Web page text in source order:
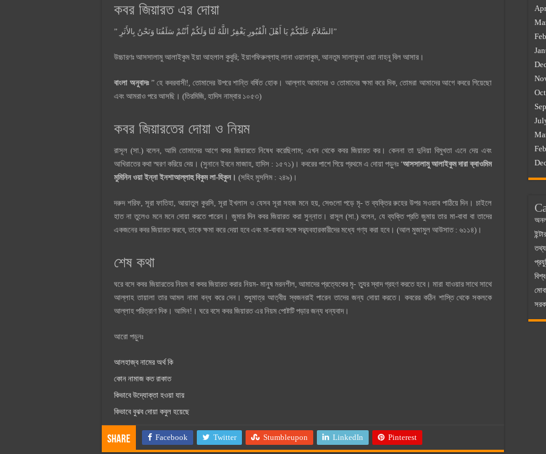
কবর জিয়ারত এর দোয়া
” السَّلاَمُ عَلَيْكُمْ يَا أَهْلَ الْقُبُورِ يَغْفِرُ اللَّهُ لَنَا وَلَكُمْ أَنْتُمْ سَلَفُنَا وَنَحْنُ بِالأَثَرِ”
উচ্চারণঃ আসসালামু আলাইকুম ইয়া আহলাল কুবুরি; ইয়াগফিরুল্লাহু লানা ওয়ালাকুম, আনতুম সালাফুনা ওয়া নাহনু বিল আসার।
বাংলা অনুবাদঃ” হে কবরবাসী!, তোমাদের উপরে শান্তি বর্ষিত হোক। আল্লাহ আমাদের ও তোমাদের ক্ষমা করে দিক, তোমরা আমাদের আগে কবরে গিয়েছো
এবং আমরাও পরে আসছি। (তিরমিজি, হাদিস নাম্বার ১০৫৩)
কবর জিয়ারতের দোয়া ও নিয়ম
রাসূল (সা.) বলেন, আমি তোমাদের আগে কবর জিয়ারতে নিষেধ করেছিলাম; এখন থেকে কবর জিয়ারত কর। কেননা তা দুনিয়া বিমুখতা এনে দেয় এবং
আখিরাতের কথা স্মরণ করিয়ে দেয়। (সুনানে ইবনে মাজাহ, হাদিস : ১৫৭১)। কবরের পাশে গিয়ে প্রথমে এ দোয়া পড়ুনঃ ‘আসসালামু আলাইকুম দারা ক্বাওমিম
মুমিনিন ওয়া ইন্না ইনশাআল্লাহু বিকুম লা-হিকুন। (সহিহ মুসলিম : ২৪৯)।
দরুদ শরিফ, সূরা ফাতিহা, আয়াতুল কুরসি, সূরা ইখলাস ও যেসব সূরা সহজ মনে হয়, সেগুলো পড়ে মৃ- ত ব্যক্তির রুহের উপর সওয়াব পাঠিয়ে দিন। চাইলে
হাত না তুলেও মনে মনে দোয়া করতে পারেন। জুমার দিন কবর জিয়ারত করা সুন্নাত। রাসূল (সা.) বলেন, যে ব্যক্তি প্রতি জুমায় তার মা-বাবা বা তাদের
একজনের কবর জিয়ারত করবে, তাকে ক্ষমা করে দেয়া হবে এবং মা-বাবার সঙ্গে সদ্ব্যবহারকারীদের মধ্যে গণ্য করা হবে। (আল মুজামুল আউসাত : ৬১১৪)।
শেষ কথা
ঘরে বসে কবর জিয়ারতের নিয়ম বা কবর জিয়ারত করার নিয়ম- মানুষ মরনশীল, আমাদের প্রত্যেকের মৃ- ত্যুর স্বাদ গ্রহণ করতে হবে। মারা যাওয়ার সাথে সাথে
আল্লাহ তায়ালা তার আমল নামা বন্ধ করে দেন। শুধুমাত্র আত্বীয় স্বজনরাই পারেন তাদের জন্য দোয়া করতে। কবরের কঠিন শাস্তি থেকে সকলকে
আল্লাহ পরিত্রাণ দিক। আমিন!। ঘরে বসে কবর জিয়ারত এর নিয়ম পোষ্টটি পড়ার জন্য ধন্যবাদ।
আরো পড়ুনঃ
আলহাজ্ব নামের অর্থ কি
কোন নামাজ কত রাকাত
কিভাবে উদ্যোক্তা হওয়া যায়
কিভাবে বুঝব দোয়া কবুল হয়েছে
Share Facebook Twitter Stumbleupon LinkedIn Pinterest
তথ্য
বিশ্ব